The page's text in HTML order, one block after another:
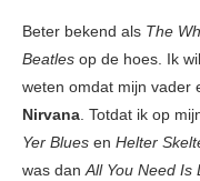
Beter bekend als The
Beatles op de hoes. Ik
weten omdat mijn vader
Nirvana. Totdat ik op
Yer Blues en Helter
was danAll You Need Is